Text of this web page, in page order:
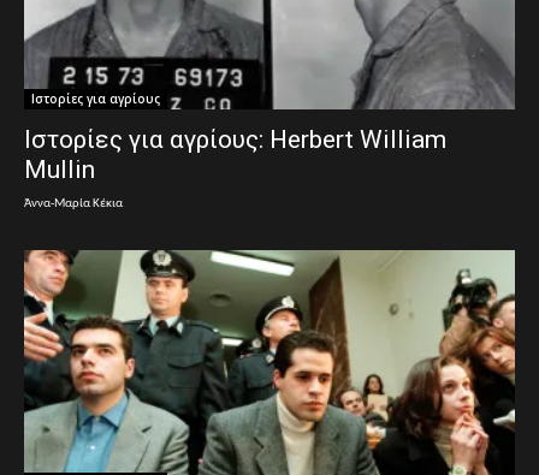
Ιστορίες για αγρίους
Ιστορίες για αγρίους: Herbert William
Mullin
Άννα-Μαρία Κέκια